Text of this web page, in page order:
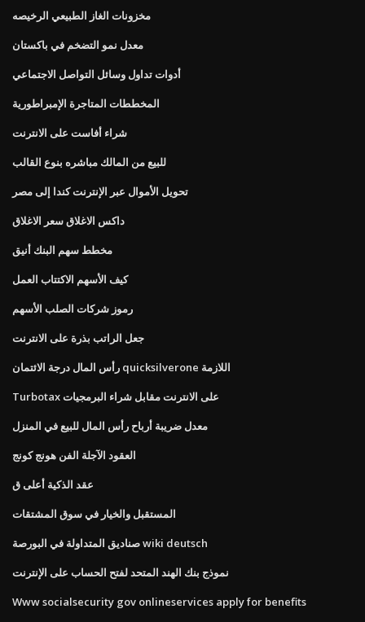
مخزونات الغاز الطبيعي الرخيصه
معدل نمو التضخم في باكستان
أدوات تداول وسائل التواصل الاجتماعي
المخططات المتاجرة الإمبراطورية
شراء أفاست على الانترنت
للبيع من المالك مباشره بنوع القالب
تحويل الأموال عبر الإنترنت كندا إلى مصر
داكس الاغلاق سعر الاغلاق
مخطط سهم البنك أنيق
كيف الأسهم الاكتتاب العمل
رموز شركات الصلب الأسهم
جعل الراتب بذرة على الانترنت
رأس المال درجة الائتمان quicksilverone اللازمة
Turbotax على الانترنت مقابل شراء البرمجيات
معدل ضريبة أرباح رأس المال للبيع في المنزل
العقود الآجلة الفن هونج كونج
عقد الذكية أعلى ق
المستقبل والخيار في سوق المشتقات
صناديق المتداولة في البورصة wiki deutsch
نموذج بنك الهند المتحد لفتح الحساب على الإنترنت
Www socialsecurity gov onlineservices apply for benefits